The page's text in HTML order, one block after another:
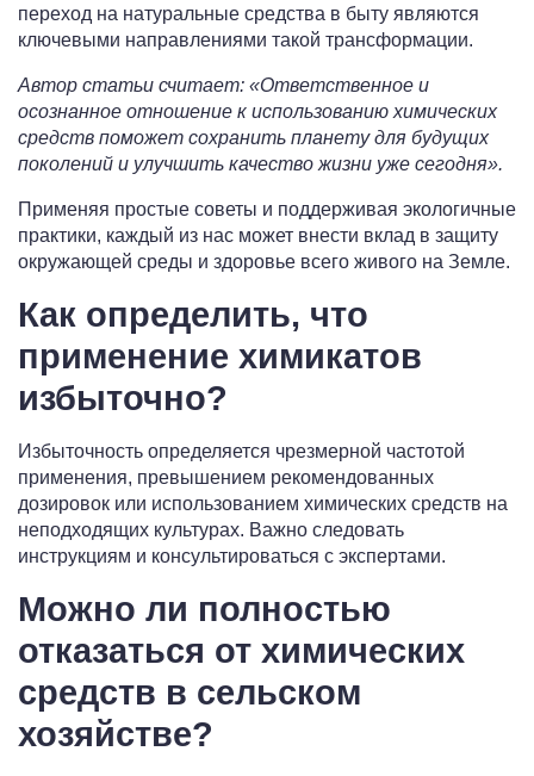
переход на натуральные средства в быту являются
ключевыми направлениями такой трансформации.
Автор статьи считает: «Ответственное и
осознанное отношение к использованию химических
средств поможет сохранить планету для будущих
поколений и улучшить качество жизни уже сегодня».
Применяя простые советы и поддерживая экологичные
практики, каждый из нас может внести вклад в защиту
окружающей среды и здоровье всего живого на Земле.
Как определить, что
применение химикатов
избыточно?
Избыточность определяется чрезмерной частотой
применения, превышением рекомендованных
дозировок или использованием химических средств на
неподходящих культурах. Важно следовать
инструкциям и консультироваться с экспертами.
Можно ли полностью
отказаться от химических
средств в сельском
хозяйстве?